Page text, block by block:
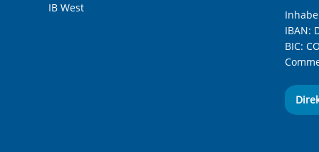
IB West
IBAN:
BIC: